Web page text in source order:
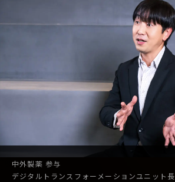
中外製薬 参与
デジタル トランスフォーメーションユニット長